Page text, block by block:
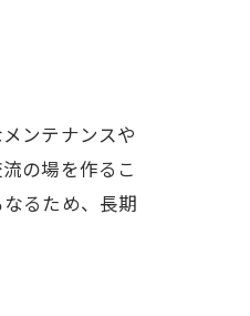
ンテナンスや
の場を作るこ
るため、長期